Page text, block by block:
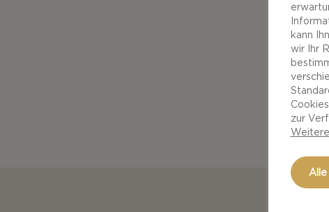
kann
wir Ihr
zur
Alle